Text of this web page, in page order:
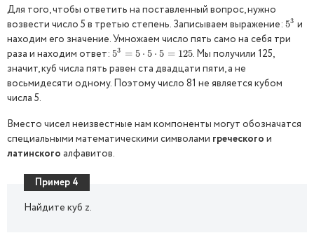
Для того, чтобы ответить на поставленный вопрос, нужно
возвести число 5 в третью степень. Записываем выражение: 53
53 и
находим его значение. Умножаем число пять само на себя три
раза и находим ответ: 53 = 5 ⋅ 5 ⋅ 5 = 125
53 =5 5 5= 125
. Мы получили 125,
значит, куб числа пять равен ста двадцати пяти, а не
восьмидесяти одному. Поэтому число 81 не является кубом
числа 5.
Вместо чисел неизвестные нам компоненты могут обозначатся
специальными математическими символами греческого и
латинского алфавитов.
Пример 4
Найдите куб z.